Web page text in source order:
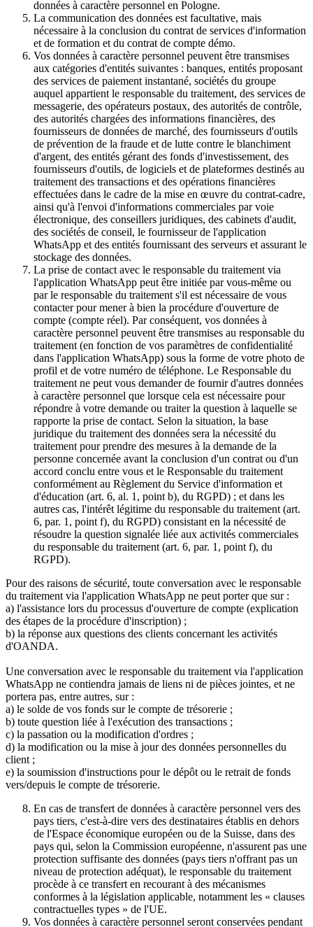
données à caractère personnel en Pologne.
La communication des données est facultative, mais
nécessaire à la conclusion du contrat de services d'information
et de formation et du contrat de compte démo.
Vos données à caractère personnel peuvent être transmises
aux catégories d'entités suivantes : banques, entités proposant
des services de paiement instantané, sociétés du groupe
auquel appartient le responsable du traitement, des services de
messagerie, des opérateurs postaux, des autorités de contrôle,
des autorités chargées des informations financières, des
fournisseurs de données de marché, des fournisseurs d'outils
de prévention de la fraude et de lutte contre le blanchiment
d'argent, des entités gérant des fonds d'investissement, des
fournisseurs d'outils, de logiciels et de plateformes destinés au
traitement des transactions et des opérations financières
effectuées dans le cadre de la mise en œuvre du contrat-cadre,
ainsi qu'à l'envoi d'informations commerciales par voie
électronique, des conseillers juridiques, des cabinets d'audit,
des sociétés de conseil, le fournisseur de l'application
WhatsApp et des entités fournissant des serveurs et assurant le
stockage des données.
La prise de contact avec le responsable du traitement via
l'application WhatsApp peut être initiée par vous-même ou
par le responsable du traitement s'il est nécessaire de vous
contacter pour mener à bien la procédure d'ouverture de
compte (compte réel). Par conséquent, vos données à
caractère personnel peuvent être transmises au responsable du
traitement (en fonction de vos paramètres de confidentialité
dans l'application WhatsApp) sous la forme de votre photo de
profil et de votre numéro de téléphone. Le Responsable du
traitement ne peut vous demander de fournir d'autres données
à caractère personnel que lorsque cela est nécessaire pour
répondre à votre demande ou traiter la question à laquelle se
rapporte la prise de contact. Selon la situation, la base
juridique du traitement des données sera la nécessité du
traitement pour prendre des mesures à la demande de la
personne concernée avant la conclusion d'un contrat ou d'un
accord conclu entre vous et le Responsable du traitement
conformément au Règlement du Service d'information et
d'éducation (art. 6, al. 1, point b), du RGPD) ; et dans les
autres cas, l'intérêt légitime du responsable du traitement (art.
6, par. 1, point f), du RGPD) consistant en la nécessité de
résoudre la question signalée liée aux activités commerciales
du responsable du traitement (art. 6, par. 1, point f), du
RGPD).
Pour des raisons de sécurité, toute conversation avec le responsable
du traitement via l'application WhatsApp ne peut porter que sur :
a) l'assistance lors du processus d'ouverture de compte (explication
des étapes de la procédure d'inscription) ;
b) la réponse aux questions des clients concernant les activités
d'OANDA.
Une conversation avec le responsable du traitement via l'application
WhatsApp ne contiendra jamais de liens ni de pièces jointes, et ne
portera pas, entre autres, sur :
a) le solde de vos fonds sur le compte de trésorerie ;
b) toute question liée à l'exécution des transactions ;
c) la passation ou la modification d'ordres ;
d) la modification ou la mise à jour des données personnelles du
client ;
e) la soumission d'instructions pour le dépôt ou le retrait de fonds
vers/depuis le compte de trésorerie.
En cas de transfert de données à caractère personnel vers des
pays tiers, c'est-à-dire vers des destinataires établis en dehors
de l'Espace économique européen ou de la Suisse, dans des
pays qui, selon la Commission européenne, n'assurent pas une
protection suffisante des données (pays tiers n'offrant pas un
niveau de protection adéquat), le responsable du traitement
procède à ce transfert en recourant à des mécanismes
conformes à la législation applicable, notamment les « clauses
contractuelles types » de l'UE.
Vos données à caractère personnel seront conservées pendant